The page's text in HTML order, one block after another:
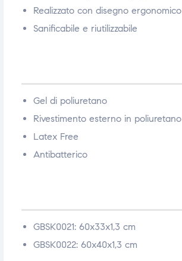
Realizzato con disegno ergonomico
Sanificabile e riutilizzabile
Gel di poliuretano
Rivestimento esterno in poliuretano
Latex Free
Antibatterico
GBSK0021: 60x33x1,3 cm
GBSK0022: 60x40x1,3 cm